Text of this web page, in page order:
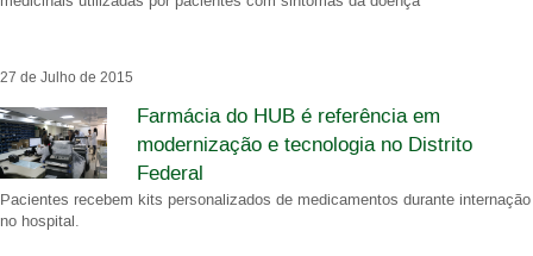
27 de Julho de 2015
Farmácia do HUB é referência em
modernização e tecnologia no Distrito
Federal
Pacientes recebem kits personalizados de medicamentos durante internação
no hospital.